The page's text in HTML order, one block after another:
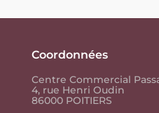
Coordonnées
Centre Commercial
4, rue Henri Oudin
86000 POITIERS